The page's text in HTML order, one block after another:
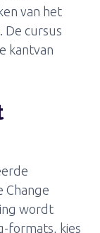
van het
De cursus
kantvan
Change
wordt
formats, kies